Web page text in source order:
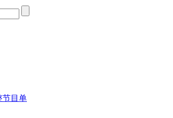
节目单